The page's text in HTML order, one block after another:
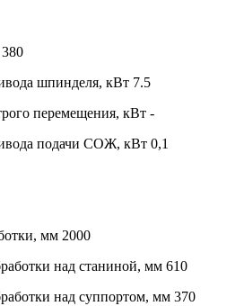
шпинделя, кВт 7.5
перемещения, кВт -
подачи СОЖ, кВт 0,1
мм 2000
над станиной, мм 610
над суппортом, мм 370